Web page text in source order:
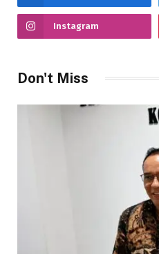
Instagram
Don't Miss